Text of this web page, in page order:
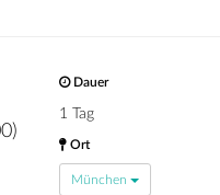
Dauer
1 Tag
Ort
München